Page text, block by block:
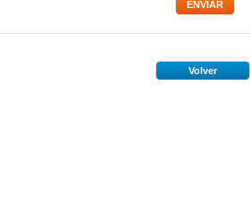
Volver